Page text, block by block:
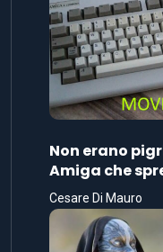
Non erano
Amiga che
Cesare Di Mauro